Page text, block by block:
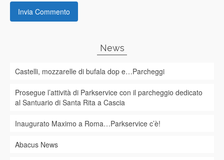
News
Castelli, mozzarelle di bufala dop e…Parcheggi
Prosegue l’attività di Parkservice con il parcheggio dedicato
al Santuario di Santa Rita a Cascia
Inaugurato Maximo a Roma…Parkservice c’è!
Abacus News